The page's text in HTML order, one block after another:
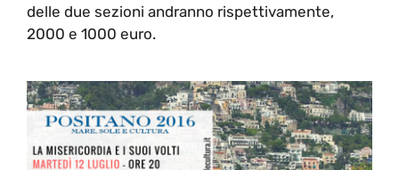
delle due sezioni andranno rispettivamente,
2000 e 1000 euro.